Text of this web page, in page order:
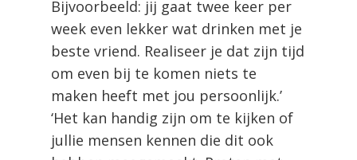
Bijvoorbeeld: jij gaat twee keer per
week even lekker wat drinken met je
beste vriend. Realiseer je dat zijn tijd
om even bij te komen niets te
maken heeft met jou persoonlijk.’
‘Het kan handig zijn om te kijken of
jullie mensen kennen die dit ook